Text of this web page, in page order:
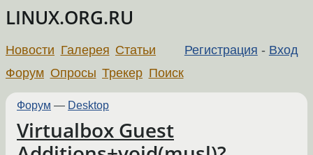
LINUX.ORG.RU
Регистрация - Вход
Новости Галерея Статьи
Форум Опросы Трекер Поиск
Форум — Desktop
Virtualbox Guest